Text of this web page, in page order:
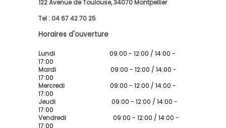
122 Avenue de Toulouse, 34070 Montpellier
Tel : 04 67 42 70 25
Horaires d'ouverture
Lundi
09:00 - 12:00 / 14:00 -
17:00
Mardi
09:00 - 12:00 / 14:00 -
17:00
Mercredi
09:00 - 12:00 / 14:00 -
17:00
Jeudi
09:00 - 12:00 / 14:00 -
17:00
Vendredi
09:00 - 12:00 / 14:00 -
17:00